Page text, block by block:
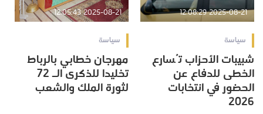
2025-08-21 12:08:29
سياسة
شبيبات الأحزاب تُسارع
الخطى للدفاع عن
الحضور في انتخابات
2026
2025-08-21 12:05:43
سياسة
مهرجان خطابي بالرباط
تخليدا للذكرى الـ 72
لثورة الملك والشعب